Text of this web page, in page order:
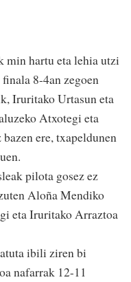
min hartu eta lehia utzi
8-4an zegoen
Iruritako Urtasun eta
Atxotegi eta
ere, txapeldunen
pilota gosez ez
Aloña Mendiko
eta Iruritako Arraztoa
ibili ziren bi
nafarrak 12-11